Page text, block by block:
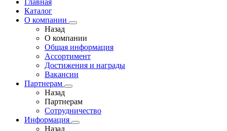
Главная
Каталог
О компании
Назад
О компании
Общая информация
Ассортимент
Достижения и награды
Вакансии
Партнерам
Назад
Партнерам
Сотрудничество
Информация
Назад